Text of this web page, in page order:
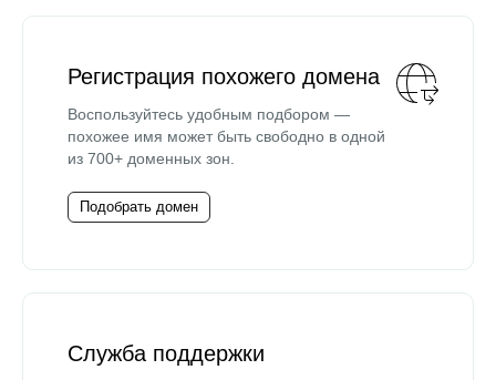
Регистрация похожего домена
Воспользуйтесь удобным подбором —
похожее имя может быть свободно в одной
из 700+ доменных зон.
Подобрать домен
Служба поддержки